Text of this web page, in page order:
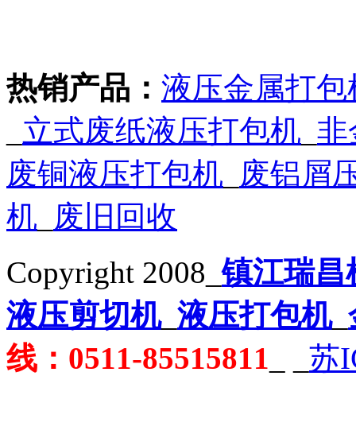
热销产品： 液压金属打包
立式废纸液压打包机 非
废铜液压打包机 废铝屑
机 废旧回收
Copyright 2008_镇江瑞昌
液压剪切机_ 液压打包机_
线：0511-85515811
苏